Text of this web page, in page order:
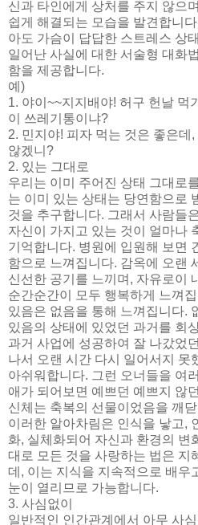
신과 타인에게 상처를 주지 않으
쉽게 해결되는 모습을 발견합니
아도 가슴이 답답한 스트레스 상
일어난 사실에 대한 서술형 대화
함을 제공합니다.
예)
1. 야이~~지지배야! 허구 헌날 먹
이 쓰레기통이냐?
2. 민지야! 피자 먹는 것은 좋은데
않겠니?
2. 있는 그대로
우리는 이미 주어진 상태 그대로
는 이미 있는 상태는 당연함으로
것을 추구합니다. 그래서 사람들
자신이 가지고 있는 것이 얼마나
기억합니다. 병원에 입원해 보면
함으로 느껴집니다. 감옥에 오랜
신선한 공기를 느끼며, 자유로이
순간순간이 모두 행복하게 느껴
있음은 없음을 통해 느껴집니다.
있음의 상태에 있었던 과거를 회
과거 사업에 성공하여 잘 나갔었
나서 오랜 시간 다시 일어서지 못
아쉬워합니다. 그런 오너들을 여
애가 되어보면 예쁘던 예쁘지 않
신체는 축복의 선물이었음을 깨
이러한 알아차림은 인식을 낳고,
화, 실체화되어 자신과 환경의 변
대로 모든 것을 사랑하는 법은 지
데, 이는 지식을 지속적으로 배우
눈이 열리므로 가능합니다.
3. 사심없이
일반적인 인간관계에서 아무 사